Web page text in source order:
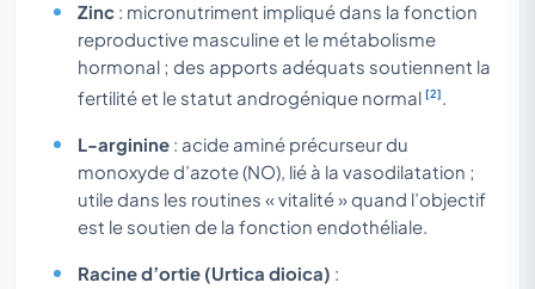
Zinc : micronutriment impliqué dans la fonction
reproductive masculine et le métabolisme
hormonal ; des apports adéquats soutiennent la
fertilité et le statut androgénique normal [2].
L-arginine : acide aminé précurseur du
monoxyde d’azote (NO), lié à la vasodilatation ;
utile dans les routines « vitalité » quand l’objectif
est le soutien de la fonction endothéliale.
Racine d’ortie (Urtica dioica) :